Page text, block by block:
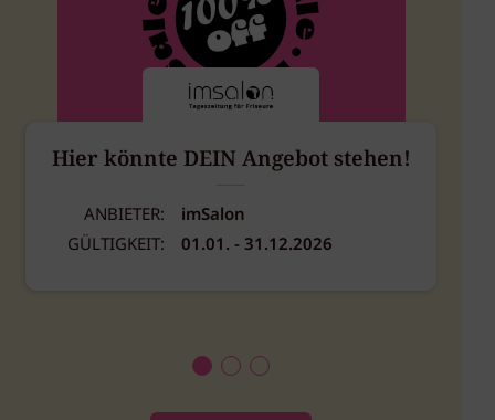
Hier könnte DEIN Angebot stehen!
ANBIETER:
imSalon
GÜLTIGKEIT:
01.01. - 31.12.2026